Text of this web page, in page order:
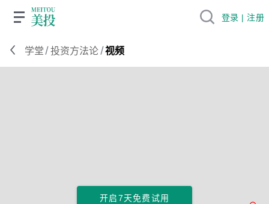
学堂 /投资方法论 /视频
开启7天免费试用
登录 | 注册